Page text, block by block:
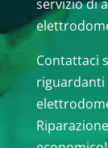
servizio di
Contattaci
riguardanti